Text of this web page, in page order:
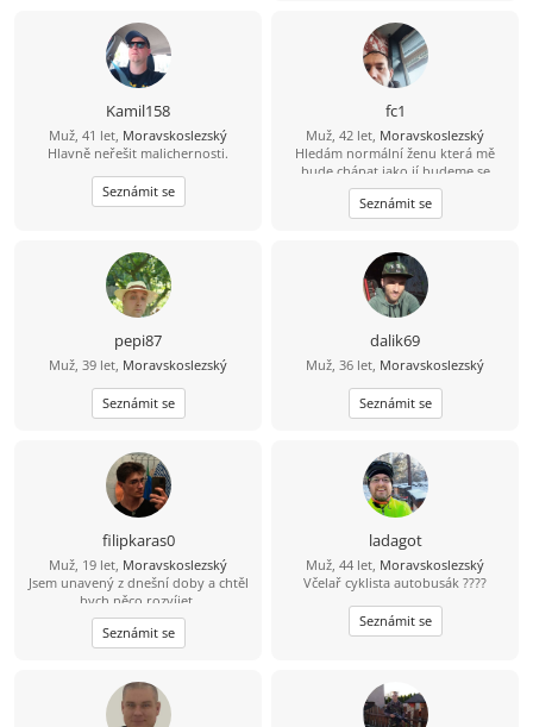
Kamil158
Muž, 41 let, Moravskoslezský
Hlavně neřešit malichernosti.
Seznámit se
fc1
Muž, 42 let, Moravskoslezský
Hledám normální ženu která mě
bude chápat jako jí budeme se
podporovat navzájem v dobrém i
zlem nesnáším nevěru a která ví co
od života chce
Seznámit se
pepi87
Muž, 39 let, Moravskoslezský
Seznámit se
dalik69
Muž, 36 let, Moravskoslezský
Seznámit se
filipkaras0
Muž, 19 let, Moravskoslezský
Jsem unavený z dnešní doby a chtěl
bych něco rozvíjet.
Seznámit se
ladagot
Muž, 44 let, Moravskoslezský
Včelař cyklista autobusák ????
Seznámit se